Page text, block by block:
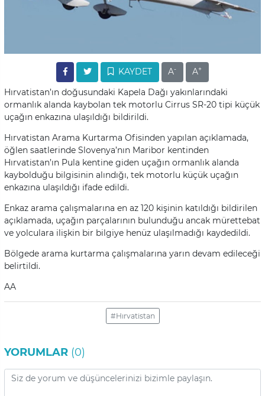
KAYDET A- A+
Hırvatistan’ın doğusundaki Kapela Dağı yakınlarındaki
ormanlık alanda kaybolan tek motorlu Cirrus SR-20 tipi küçük
uçağın enkazına ulaşıldığı bildirildi.
Hırvatistan Arama Kurtarma Ofisinden yapılan açıklamada,
öğlen saatlerinde Slovenya’nın Maribor kentinden
Hırvatistan’ın Pula kentine giden uçağın ormanlık alanda
kaybolduğu bilgisinin alındığı, tek motorlu küçük uçağın
enkazına ulaşıldığı ifade edildi.
Enkaz arama çalışmalarına en az 120 kişinin katıldığı bildirilen
açıklamada, uçağın parçalarının bulunduğu ancak mürettebat
ve yolculara ilişkin bir bilgiye henüz ulaşılmadığı kaydedildi.
Bölgede arama kurtarma çalışmalarına yarın devam edileceği
belirtildi.
AA
#Hırvatistan
YORUMLAR (0)